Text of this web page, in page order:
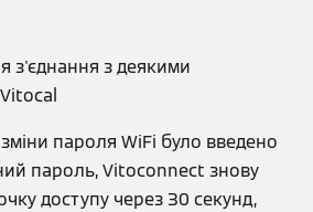
з'єднання з деякими
пароля WiFi було введено
пароль, Vitoconnect знову
доступу через 30 секунд,